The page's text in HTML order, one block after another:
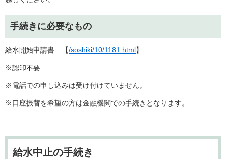
手続きに必要なもの
給水開始申請書 【/soshiki/10/1181.html】
※認印不要
※電話での申し込みは受け付けていません。
※口座振替を希望の方は金融機関での手続きとなります。
給水中止の手続き